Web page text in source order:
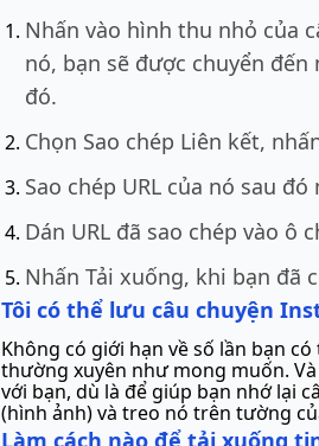
Nhấn vào hình thu nhỏ của
nó, bạn sẽ được chuyển
đó.
Chọn Sao chép Liên kết,
Sao chép URL của nó sau
Dán URL đã sao chép vào ô
Nhấn Tải xuống, khi bạn đã
Tôi có thể lưu câu chuyện
Không có giới hạn về số lần bạn
thường xuyên như mong muốn.
với bạn, dù là để giúp bạn nhớ lại
(hình ảnh) và treo nó trên tường
Làm cách nào để tải xuống